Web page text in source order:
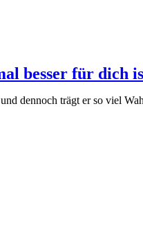
besser für dich
dennoch trägt er so viel